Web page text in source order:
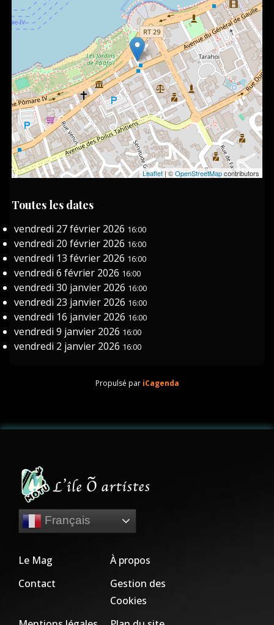
Leaflet| ©OpenStreetMapcontributors
Toutes les dates
vendredi 27 février 2026 16:00
vendredi 20 février 2026 16:00
vendredi 13 février 2026 16:00
vendredi 6 février 2026 16:00
vendredi 30 janvier 2026 16:00
vendredi 23 janvier 2026 16:00
vendredi 16 janvier 2026 16:00
vendredi 9 janvier 2026 16:00
vendredi 2 janvier 2026 16:00
Propulsé par iCagenda
Français
Le Mag
À propos
Contact
Gestion des
Cookies